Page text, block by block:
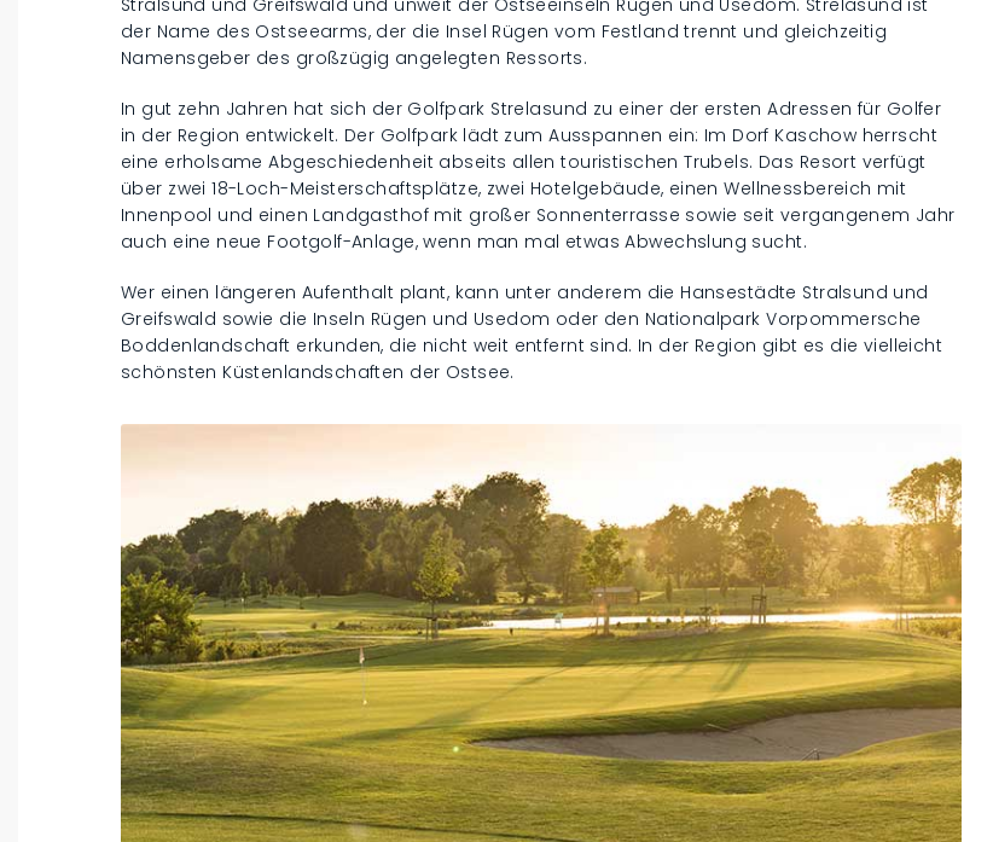
der Name des Ostseearms, der die Insel Rügen vom Festland trennt und gleichzeitig
Namensgeber des großzügig angelegten Ressorts.
In gut zehn Jahren hat sich der Golfpark Strelasund zu einer der ersten Adressen für Golfer
in der Region entwickelt. Der Golfpark lädt zum Ausspannen ein: Im Dorf Kaschow herrscht
eine erholsame Abgeschiedenheit abseits allen touristischen Trubels. Das Resort verfügt
über zwei 18-Loch-Meisterschaftsplätze, zwei Hotelgebäude, einen Wellnessbereich mit
Innenpool und einen Landgasthof mit großer Sonnenterrasse sowie seit vergangenem Jahr
auch eine neue Footgolf-Anlage, wenn man mal etwas Abwechslung sucht.
Wer einen längeren Aufenthalt plant, kann unter anderem die Hansestädte Stralsund und
Greifswald sowie die Inseln Rügen und Usedom oder den Nationalpark Vorpommersche
Boddenlandschaft erkunden, die nicht weit entfernt sind. In der Region gibt es die vielleicht
schönsten Küstenlandschaften der Ostsee.